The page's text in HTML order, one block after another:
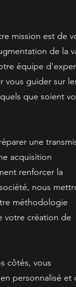
mission est de
de la
équipe
vous guider sur
que soient
une
acquisition
renforcer la
nous
méthodologie
votre création de
côtés, vous
personnalisé et